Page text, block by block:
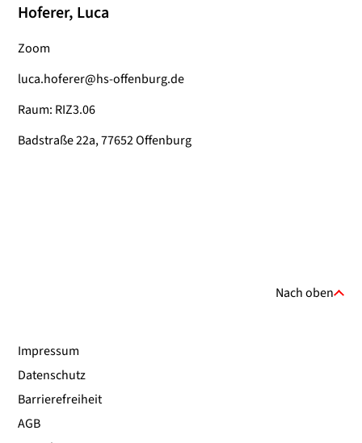
Hoferer, Luca
Zoom
luca.hoferer@hs-offenburg.de
Raum: RIZ3.06
Badstraße 22a, 77652 Offenburg
Nach oben
Impressum
Datenschutz
Barrierefreiheit
AGB